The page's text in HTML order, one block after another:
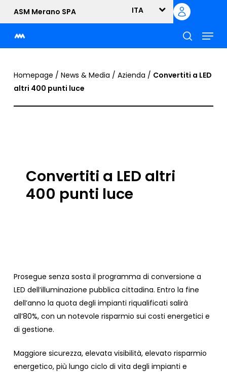
main
content
ASM Merano SPA ITA
cerca
Menu
Homepage / News & Media / Azienda / Convertiti a LED
altri 400 punti luce
Convertiti a LED altri
400 punti luce
Prosegue senza sosta il programma di conversione a
LED dell’illuminazione pubblica cittadina. Entro la fine
dell’anno la quota degli impianti riqualificati salirà
all’80%, con un notevole risparmio sui costi energetici e
di gestione.
Maggiore sicurezza, elevata visibilità, elevato risparmio
energetico, più lungo ciclo di vita degli impianti e